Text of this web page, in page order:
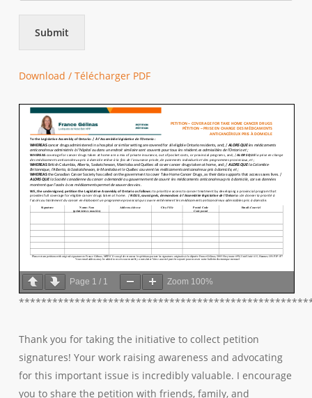
Submit
Download / Télécharger PDF
Page 1 / 1 Zoom 100%
Thank you for taking the initiative to collect petition
signatures! Your work raising awareness and advocating
for this important issue is incredibly valuable. I encourage
you to share the petition with friends, family, and